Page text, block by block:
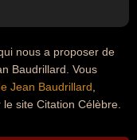
nous a proposer de
Baudrillard. Vous
Jean Baudrillard
site Citation Célèbre.